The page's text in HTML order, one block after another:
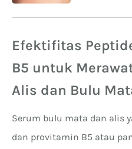
Efektifitas
B5 untuk
Alis dan Bulu
Serum bulu mata dan alis
dan provitamin B5 atau